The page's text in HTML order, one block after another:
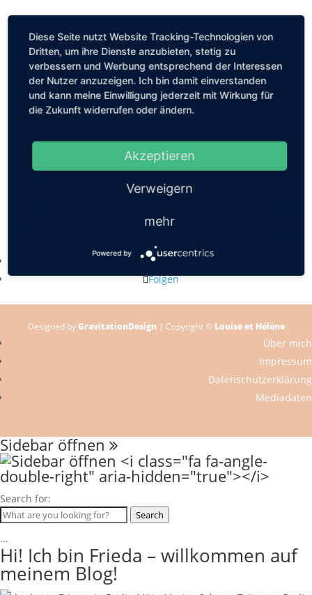
Kastanienallee 56, 10119 Berlin
mail@louiseethelene.de
Folgen
Folgen
Designed byGravitationDesign | Copyright © Louise et Hélène
Über mich
Impressum
Datenschutzerklärung
Mediadaten
Sidebar öffnen
Search for:
Search
...
Hi! Ich bin Frieda – willkommen auf
meinem Blog!
Diese Seite nutzt Website Tracking-Technologien von
Dritten, um ihre Dienste anzubieten, stetig zu
verbessern und Werbung entsprechend der Interessen
der Nutzer anzuzeigen. Ich bin damit einverstanden
und kann meine Einwilligung jederzeit mit Wirkung für
die Zukunft widerrufen oder ändern.
Akzeptieren
Verweigern
mehr
Powered by